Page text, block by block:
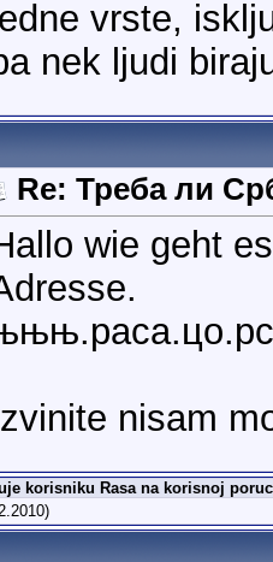
vrste,
nek ljudi
Re: Треба ли
wie geht
nisam
korisniku Rasa na korisnoj